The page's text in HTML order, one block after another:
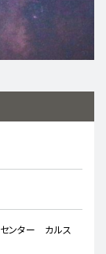
ンター カルス